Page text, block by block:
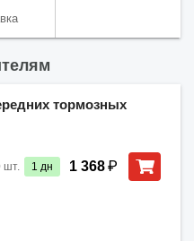
тормозных
шт. 1 дн 1 368₽